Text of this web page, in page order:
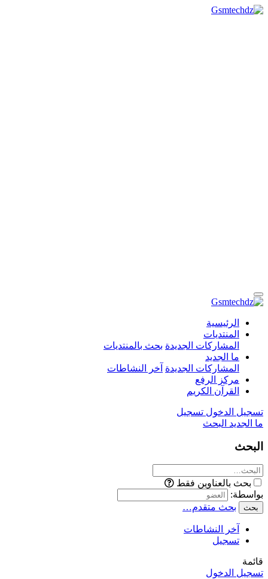
الرئيسية
المنتديات
المشاركات الجديدة بحث بالمنتديات
ما الجديد
المشاركات الجديدة آخر النشاطات
مركز الرفع
القرآن الكريم
تسجيل الدخول تسجيل
ما الجديد البحث
البحث
بحث بالعناوين فقط
بواسطة:
بحث بحث متقدم…
آخر النشاطات
تسجيل
قائمة
تسجيل الدخول